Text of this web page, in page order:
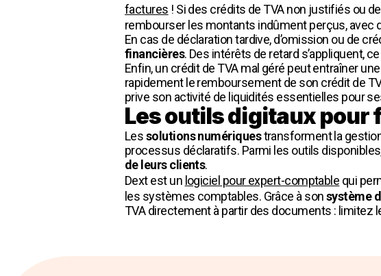
factures ! Si des crédits de TVA non justifiés ou
rembourser les montants indûment perçus, avec
En cas de déclaration tardive, d’omission ou de
financières. Des intérêts de retard s’appliquent,
Enfin, un crédit de TVA mal géré peut entraîner une
rapidement le remboursement de son crédit de
prive son activité de liquidités essentielles pour
Les outils digitaux pour
Lessolutions numériquestransforment la
processus déclaratifs. Parmi les outils
de leurs clients.
Dext est un logiciel pour expert-comptable qui
les systèmes comptables. Grâce à sonsystème
TVA directement à partir des documents :